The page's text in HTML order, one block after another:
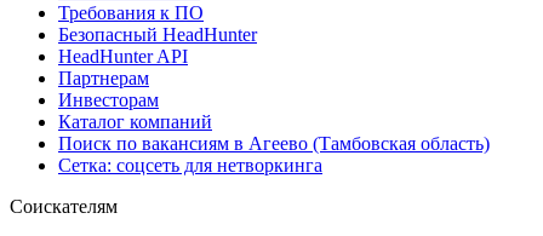
Требования к ПО
Безопасный HeadHunter
HeadHunter API
Партнерам
Инвесторам
Каталог компаний
Поиск по вакансиям в Агеево (Тамбовская область)
Сетка: соцсеть для нетворкинга
Соискателям